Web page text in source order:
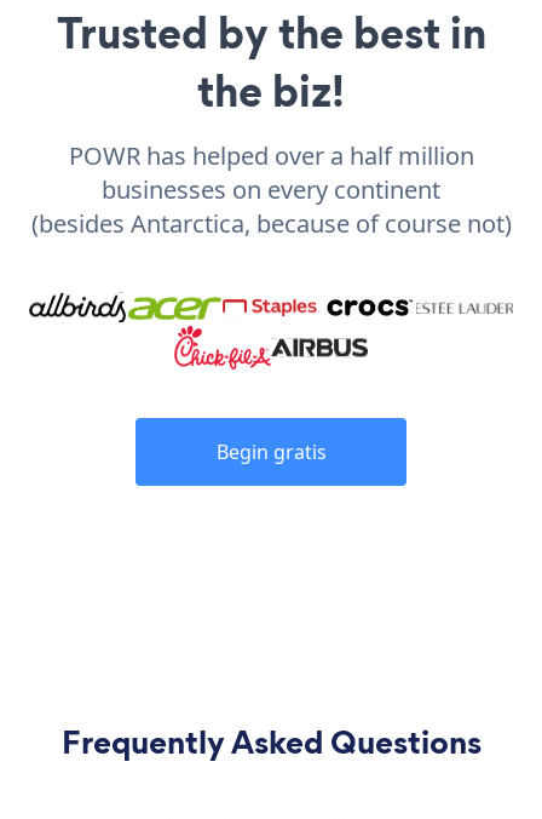
Trusted by the best in
the biz!
POWR has helped over a half million
businesses on every continent
(besides Antarctica, because of course not)
Begin gratis
Frequently Asked Questions